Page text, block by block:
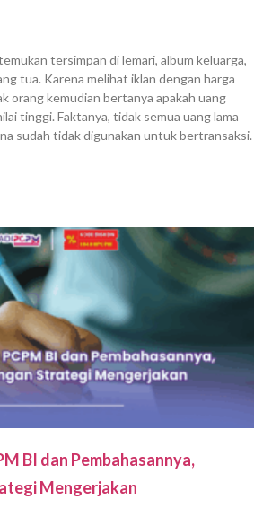
tersimpan di lemari, album keluarga,
tua. Karena melihat iklan dengan harga
orang kemudian bertanya apakah uang
tinggi. Faktanya, tidak semua uang lama
sudah tidak digunakan untuk bertransaksi.
BI dan Pembahasannya,
Mengerjakan